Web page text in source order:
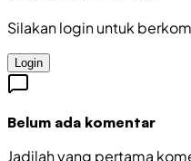
Silakan login untuk
Login
Belum ada komentar
Jadilah yang pertama